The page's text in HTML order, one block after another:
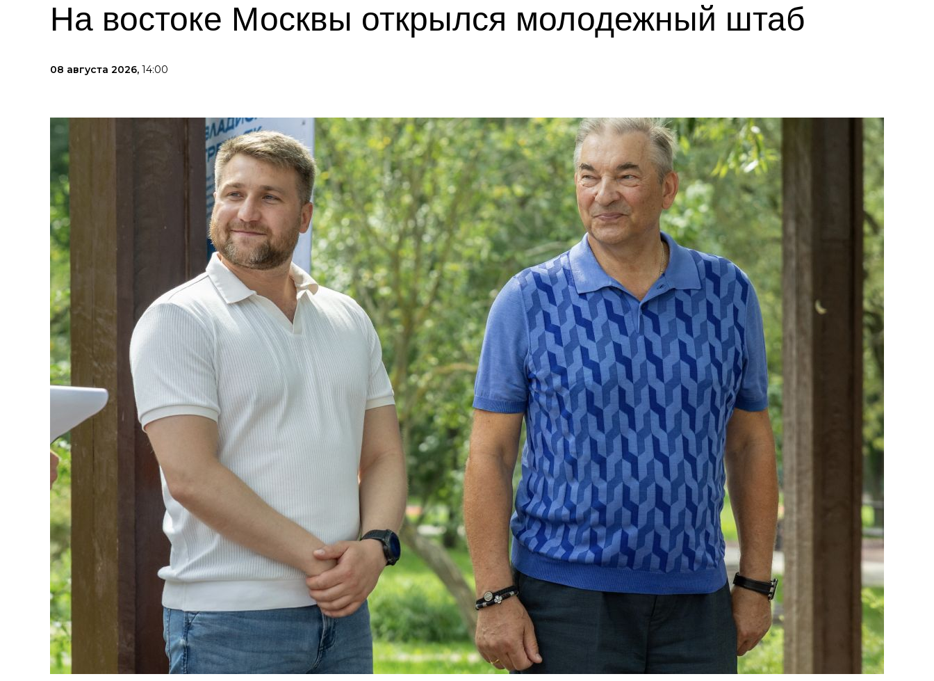
На востоке Москвы открылся молодежный штаб
08 августа 2026, 14:00